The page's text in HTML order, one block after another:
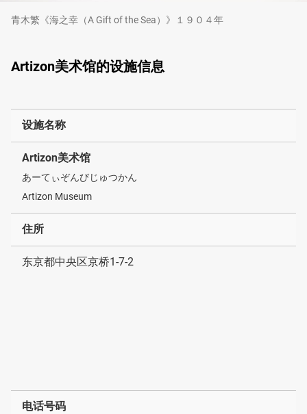
青木繁《海之幸（A Gift of the Sea）》１９０４年
Artizon美术馆的设施信息
设施名称
Artizon美术馆
あーてぃぞんびじゅつかん
Artizon Museum
住所
东京都中央区京桥1-7-2
电话号码